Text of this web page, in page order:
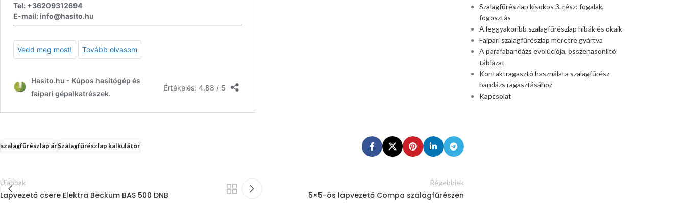
szalagfűrészlap árSzalagfűrészlap kalkulátor
Újabbak
Lapvezető csere Elektra Beckum BAS 500 DNB
Régebbiek
5×5-ös lapvezető Compa szalagfűrészen
Szalagfűrészlap kisokos 3. rész: fogalak,
fogosztás
A leggyakoribb szalagfűrészlap hibák és okaik
Faipari szalagfűrészlap méretre gyártva
A parafabandázs evolúciója, összehasonlító
táblázat
Kontaktragasztó használata szalagfűrész
bandázs ragasztásához
Kapcsolat